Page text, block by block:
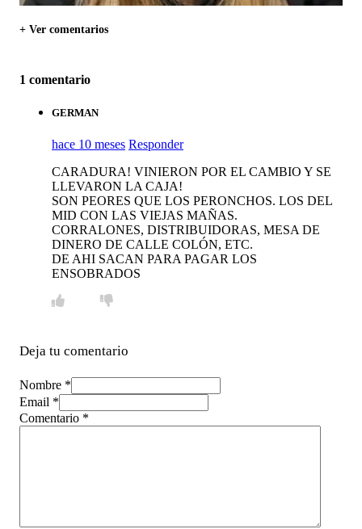
+ Ver comentarios
1 comentario
GERMAN
hace 10 meses Responder
CARADURA! VINIERON POR EL CAMBIO Y SE
LLEVARON LA CAJA!
SON PEORES QUE LOS PERONCHOS. LOS DEL
MID CON LAS VIEJAS MAÑAS.
CORRALONES, DISTRIBUIDORAS, MESA DE
DINERO DE CALLE COLÓN, ETC.
DE AHI SACAN PARA PAGAR LOS
ENSOBRADOS
Deja tu comentario
Nombre *
Email *
Comentario *